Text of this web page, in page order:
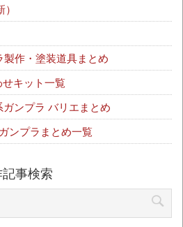
作・塗装道具まとめ
キット一覧
ンプラ バリエまとめ
ンプラまとめ一覧
事検索